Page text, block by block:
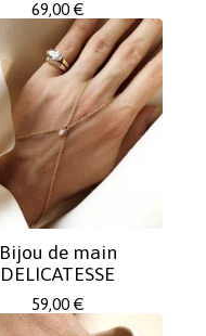
69,00 €
Bijou de main
DELICATESSE
59,00 €